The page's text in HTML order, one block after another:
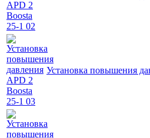
Установка повышения